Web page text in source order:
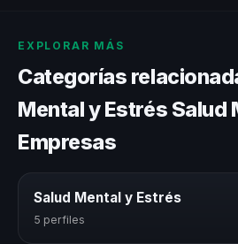
EXPLORAR MÁS
Categorías
Mental y Estrés Salud
Empresas
Salud Mental y Estrés
5 perfiles